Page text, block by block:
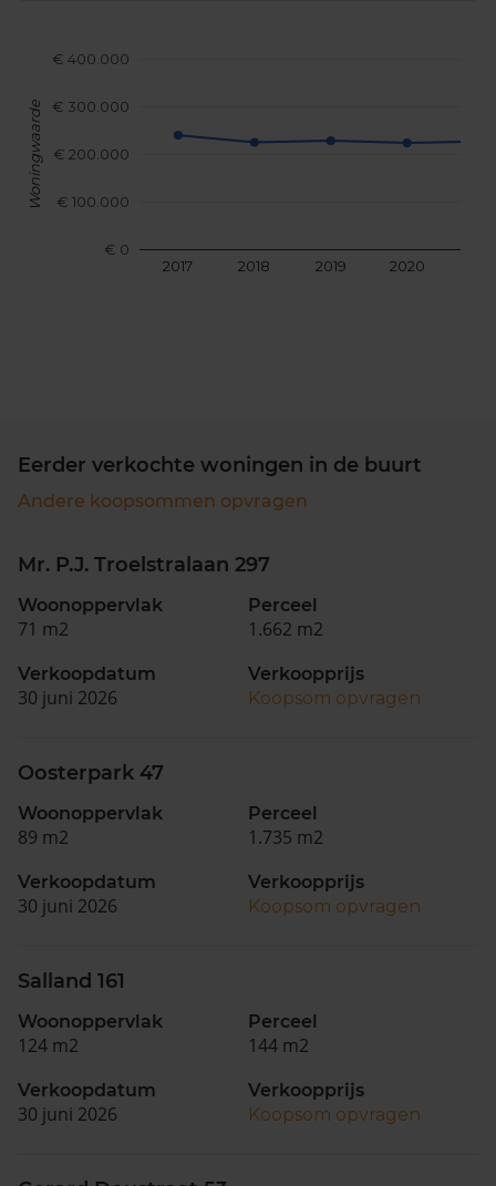
2017 2018 2019 2020
€ 0
€ 100.000
€ 200.000
€ 300.000
€ 400.000
Woningwaarde
Eerder verkochte woningen in de buurt
Andere koopsommen opvragen
Mr. P.J. Troelstralaan 297
Woonoppervlak
71 m2
Perceel
1.662 m2
Verkoopdatum
30 juni 2026
Verkoopprijs
Koopsom opvragen
Oosterpark 47
Woonoppervlak
89 m2
Perceel
1.735 m2
Verkoopdatum
30 juni 2026
Verkoopprijs
Koopsom opvragen
Salland 161
Woonoppervlak
124 m2
Perceel
144 m2
Verkoopdatum
30 juni 2026
Verkoopprijs
Koopsom opvragen